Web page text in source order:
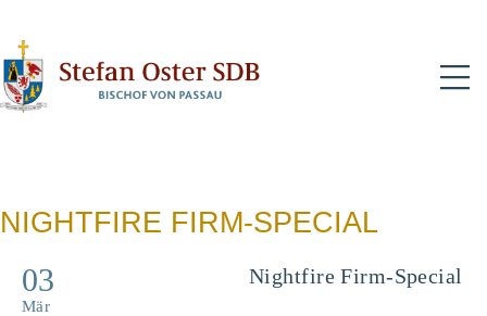
NIGHTFIRE FIRM-SPECIAL
03
Mär
Nightfire Firm-Special